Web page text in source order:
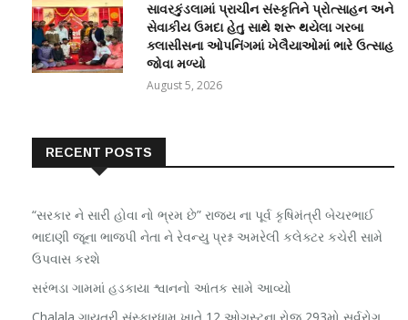
સાવરકુંડલામાં પ્રાચીન સંસ્કૃતિને પ્રોત્સાહન અને
સેવાકીય ઉમદા હેતુ સાથે શરૂ થયેલા ગરબા
ક્લાસીસના ઓપનિંગમાં ખેલૈયાઓમાં ભારે ઉત્સાહ
જોવા મળ્યો
August 5, 2026
RECENT POSTS
“સરકાર ને સારી હોવા નો ભ્રમ છે” રાજ્ય ના પૂર્વ કૃષિમંત્રી બેચરભાઈ
ભાદાણી જૂના ભાજપી નેતા ને રેવન્યુ પ્રશ્ન અમરેલી કલેક્ટર કચેરી સામે
ઉપવાસ કરશે
સરંભડા ગામમાં હડકાયા શ્વાનનો આંતક સામે આવ્યો
Chalala ગાયત્રી સંસ્કારધામ ખાતે 12 ઓગસ્ટના રોજ 293મો સર્વરોગ